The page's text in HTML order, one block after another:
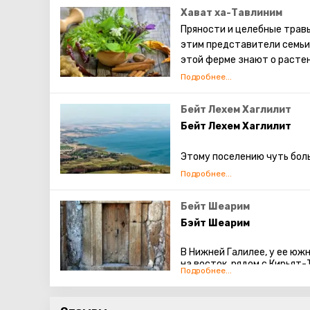
Хават ха-Тавлиним
Пряности и целебные
этим представители
этой ферме знают о
хранить, как
решил посвятить этому
сельскохозяйственный
не только в Израиле, но и
можно послушать лекцию
прикупить какой-нибудь
Бейт Лехем Хаглилит
Бейт Лехем Хаглилит
Этому поселению чуть
представители
в немецких традициях, где
стал одним из таких
Бейт Шеарим
Бэйт Шеарим
В Нижней Галилее, у ее
на восток, рядом с
известен своими
где историки нашли